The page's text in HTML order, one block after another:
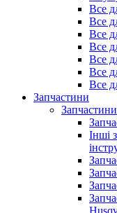
Все
Все
Все
Все
Все
Все
Все
Запчастини
Інші